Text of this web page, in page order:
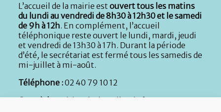
L’accueil de la mairie estouvert tous les matins
du lundi au vendredi de 8h30 à 12h30 et le samedi
de 9h à 12h. En complément, l’accueil
téléphonique reste ouvert le lundi, mardi, jeudi
et vendredi de 13h30 à 17h. Durant la période
d’été, le secrétariat est fermé tous les samedis de
mi-juillet à mi-août.
Téléphone :02 40 79 10 12
Courriel :mairie@lachevallerais.fr